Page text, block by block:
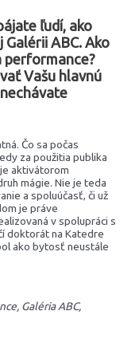
ľudí, ako
ABC. Ako
performance?
Vašu hlavnú
Čo sa počas
za použitia publika
aktivátorom
mágie. Nie je teda
a spoluúčasť, či už
je práve
v spolupráci s
doktorát na Katedre
ako bytosť neustále
Galéria ABC,